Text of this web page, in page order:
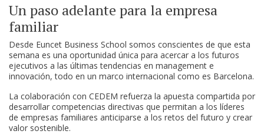
Un paso adelante para la empresa
familiar
Desde Euncet Business School somos conscientes de que esta
semana es una oportunidad única para acercar a los futuros
ejecutivos a las últimas tendencias en management e
innovación, todo en un marco internacional como es Barcelona.
La colaboración con CEDEM refuerza la apuesta compartida por
desarrollar competencias directivas que permitan a los líderes
de empresas familiares anticiparse a los retos del futuro y crear
valor sostenible.